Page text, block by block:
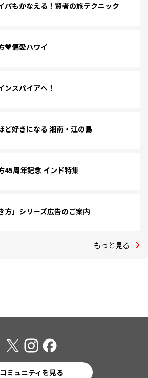
パもかなえる！賢者の旅テクニック
♥偏愛ハワイ
ンスパイアへ！
ど好きになる 湘南・江の島
45周年記念 インド特集
方」シリーズ広告のご案内
もっと見る
コミュニティを見る